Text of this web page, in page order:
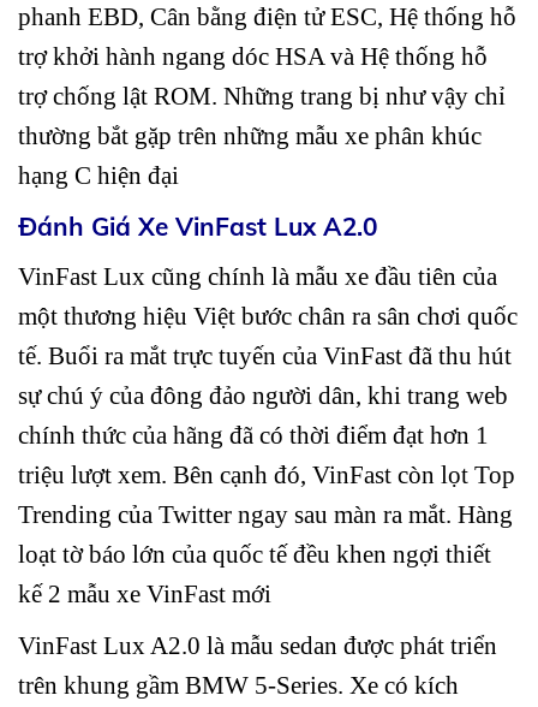
phanh EBD, Cân bằng điện tử ESC, Hệ thống hỗ
trợ khởi hành ngang dóc HSA và Hệ thống hỗ
trợ chống lật ROM. Những trang bị như vậy chỉ
thường bắt gặp trên những mẫu xe phân khúc
hạng C hiện đại
Đánh Giá Xe VinFast Lux A2.0
VinFast Lux cũng chính là mẫu xe đầu tiên của
một thương hiệu Việt bước chân ra sân chơi quốc
tế. Buổi ra mắt trực tuyến của VinFast đã thu hút
sự chú ý của đông đảo người dân, khi trang web
chính thức của hãng đã có thời điểm đạt hơn 1
triệu lượt xem. Bên cạnh đó, VinFast còn lọt Top
Trending của Twitter ngay sau màn ra mắt. Hàng
loạt tờ báo lớn của quốc tế đều khen ngợi thiết
kế 2 mẫu xe VinFast mới
VinFast Lux A2.0 là mẫu sedan được phát triển
trên khung gầm BMW 5-Series. Xe có kích